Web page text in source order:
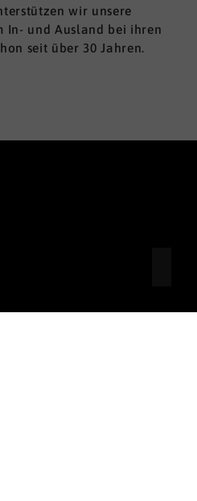
wir unsere
In- und Ausland bei ihren
seit über 30 Jahren.